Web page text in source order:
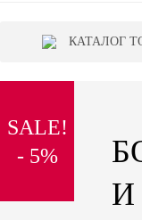
special
sale
надо
sale
КАТАЛОГ
SALE!
- 5%
И